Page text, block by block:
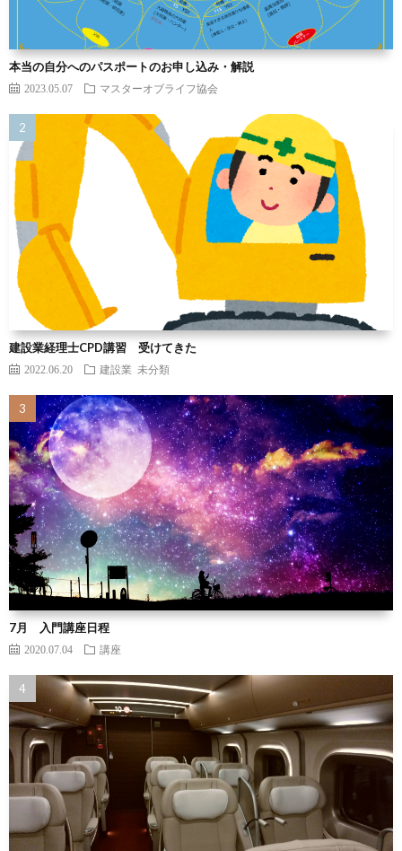
本当の自分へのパスポートのお申し込み・解説
2023.05.07 マスターオブライフ協会
建設業経理士CPD講習 受けてきた
2022.06.20 建設業 未分類
7月 入門講座日程
2020.07.04 講座